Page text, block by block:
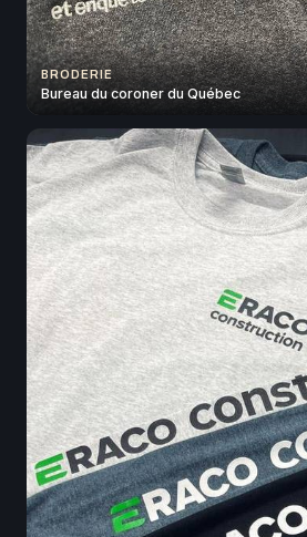
BRODERIE
Bureau du coroner du Québec